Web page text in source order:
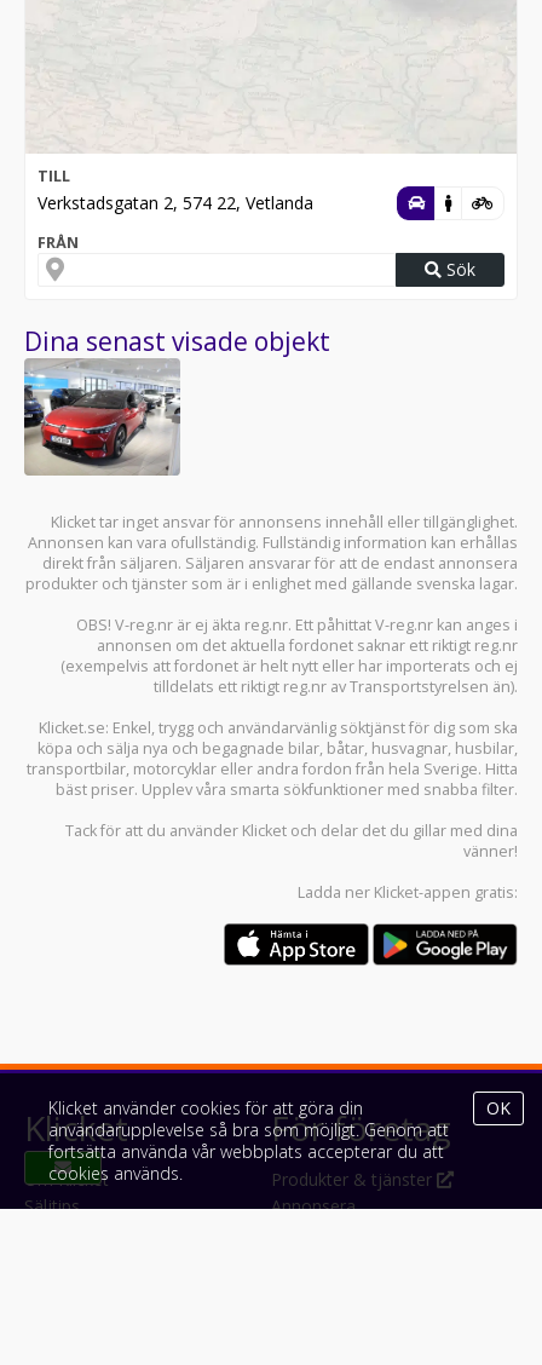
TILL
Verkstadsgatan 2, 574 22, Vetlanda
FRÅN
Sök
Dina senast visade objekt
Klicket tar inget ansvar för annonsens innehåll eller tillgänglighet.
Annonsen kan vara ofullständig. Fullständig information kan erhållas
direkt från säljaren. Säljaren ansvarar för att de endast annonsera
produkter och tjänster som är i enlighet med gällande svenska lagar.
OBS! V-reg.nr är ej äkta reg.nr. Ett påhittat V-reg.nr kan anges i
annonsen om det aktuella fordonet saknar ett riktigt reg.nr
(exempelvis att fordonet är helt nytt eller har importerats och ej
tilldelats ett riktigt reg.nr av Transportstyrelsen än).
Klicket.se: Enkel, trygg och användarvänlig söktjänst för dig som ska
köpa och sälja nya och begagnade bilar, båtar, husvagnar, husbilar,
transportbilar, motorcyklar eller andra fordon från hela Sverige. Hitta
bäst priser. Upplev våra smarta sökfunktioner med snabba filter.
Tack för att du använder Klicket och delar det du gillar med dina
vänner!
Ladda ner Klicket-appen gratis:
Klicket
Om Klicket
Säljtips
För företag
Produkter & tjänster
Annonsera
Klicket använder cookies för att göra din
användarupplevelse så bra som möjligt. Genom att
fortsätta använda vår webbplats accepterar du att
cookies används.
OK